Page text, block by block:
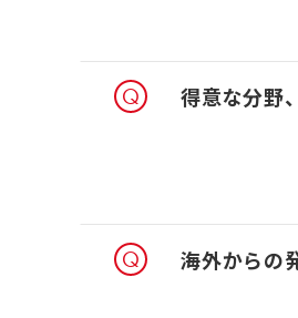
得意な分野
海外からの